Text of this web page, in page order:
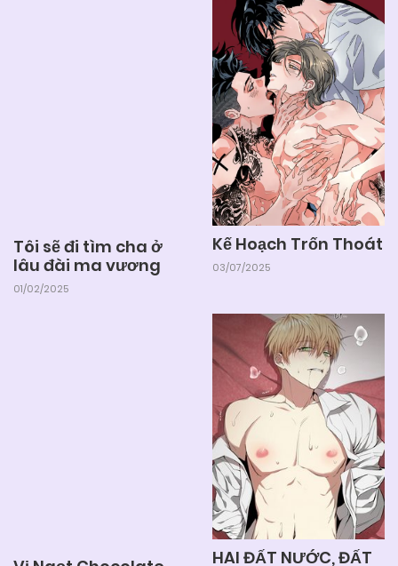
Tôi sẽ đi tìm cha ở
lâu đài ma vương
01/02/2025
Kế Hoạch Trốn Thoát
03/07/2025
HAI ĐẤT NƯỚC, ĐẤT